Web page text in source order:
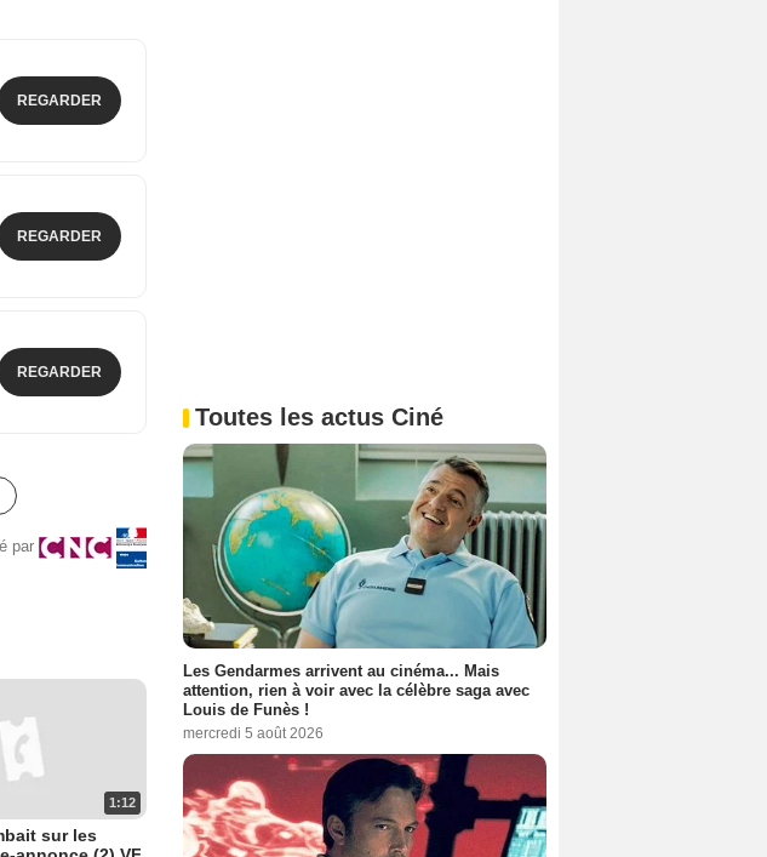
REGARDER
REGARDER
REGARDER
par
1:12
sur les
Toutes les actus Ciné
Les Gendarmes arrivent au cinéma... Mais
attention, rien à voir avec la célèbre saga avec
Louis de Funès !
mercredi 5 août 2026